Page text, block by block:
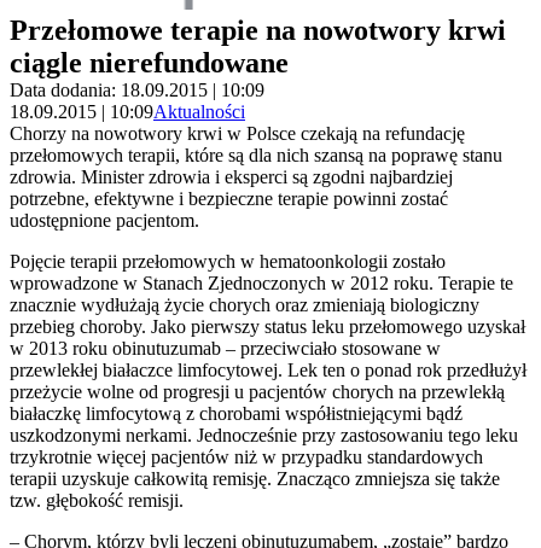
Przełomowe terapie na nowotwory krwi
ciągle nierefundowane
Data dodania: 18.09.2015 | 10:09
18.09.2015 | 10:09Aktualności
Chorzy na nowotwory krwi w Polsce czekają na refundację
przełomowych terapii, które są dla nich szansą na poprawę stanu
zdrowia. Minister zdrowia i eksperci są zgodni najbardziej
potrzebne, efektywne i bezpieczne terapie powinni zostać
udostępnione pacjentom.
Pojęcie terapii przełomowych w hematoonkologii zostało
wprowadzone w Stanach Zjednoczonych w 2012 roku. Terapie te
znacznie wydłużają życie chorych oraz zmieniają biologiczny
przebieg choroby. Jako pierwszy status leku przełomowego uzyskał
w 2013 roku obinutuzumab – przeciwciało stosowane w
przewlekłej białaczce limfocytowej. Lek ten o ponad rok przedłużył
przeżycie wolne od progresji u pacjentów chorych na przewlekłą
białaczkę limfocytową z chorobami współistniejącymi bądź
uszkodzonymi nerkami. Jednocześnie przy zastosowaniu tego leku
trzykrotnie więcej pacjentów niż w przypadku standardowych
terapii uzyskuje całkowitą remisję. Znacząco zmniejsza się także
tzw. głębokość remisji.
– Chorym, którzy byli leczeni obinutuzumabem, „zostaje” bardzo